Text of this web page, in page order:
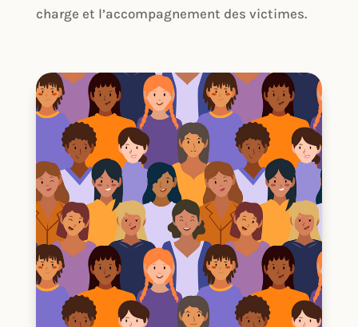
charge et l’accompagnement des victimes.